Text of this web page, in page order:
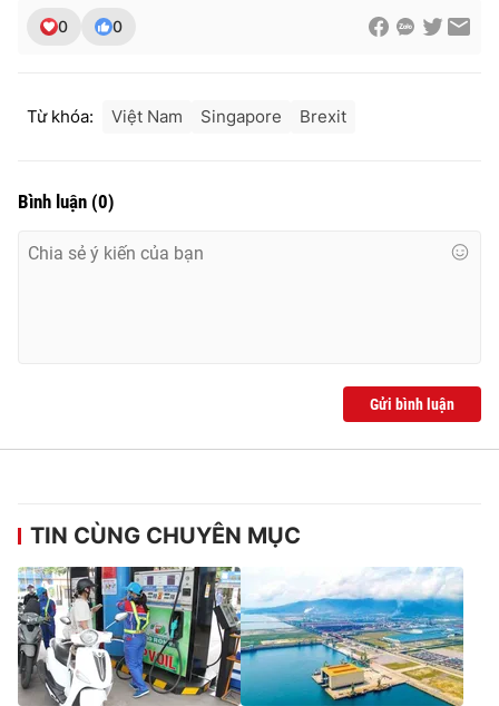
Cơ quan chủ quản:
Cơ quan báo chí:Thời báo VTV
024.38 355 931 - 024.38 355 932
Ðiện thoại Thời báo VTV:024.66 897 897
0 0
Từ khóa: Việt Nam Singapore Brexit
Bình luận (0)
Gửi bình luận
TIN CÙNG CHUYÊN MỤC